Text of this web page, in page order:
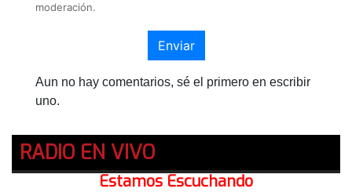
moderación.
Enviar
Aun no hay comentarios, sé el primero en escribir
uno.
RADIO EN VIVO
Estamos Escuchando